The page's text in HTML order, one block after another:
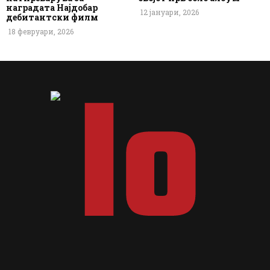
наградата Најдобар
дебитантски филм
18 февруари, 2026
12 јануари, 2026